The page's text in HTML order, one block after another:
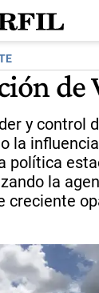
de
y control
la
política
la
creciente